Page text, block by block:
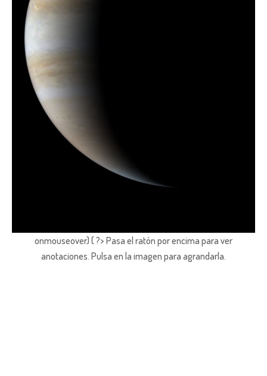
onmouseover) { ?> Pasa el ratón por encima para ver
anotaciones. Pulsa en la imagen para agrandarla.